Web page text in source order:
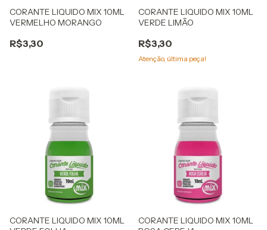
CORANTE LIQUIDO MIX 10ML
VERMELHO MORANGO
R$3,30
CORANTE LIQUIDO MIX 10ML
VERDE LIMÃO
R$3,30
Atenção, última peça!
CORANTE LIQUIDO MIX 10ML
CORANTE LIQUIDO MIX 10ML